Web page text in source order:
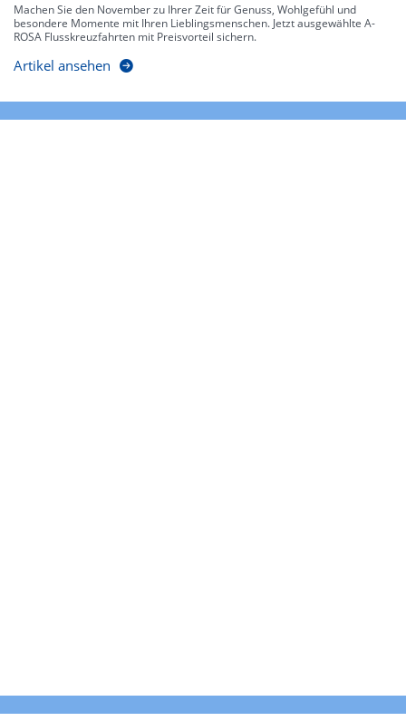
Machen Sie den November zu Ihrer Zeit für Genuss, Wohlgefühl und
besondere Momente mit Ihren Lieblingsmenschen. Jetzt ausgewählte A-
ROSA Flusskreuzfahrten mit Preisvorteil sichern.
Artikel ansehen